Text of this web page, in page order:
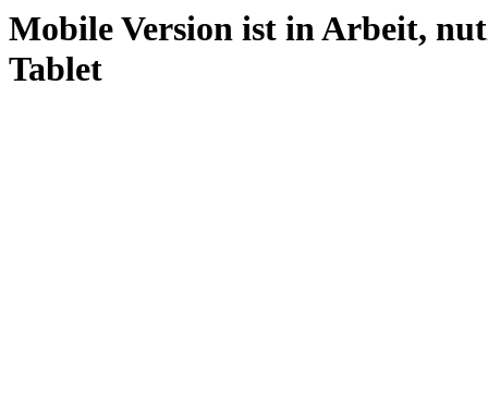
Mobile Version ist in Arbeit,
Tablet